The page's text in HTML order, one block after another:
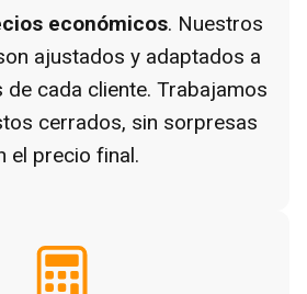
económicos. Nuestros
ajustados y adaptados a
de cada cliente. Trabajamos
cerrados, sin sorpresas
el precio final.